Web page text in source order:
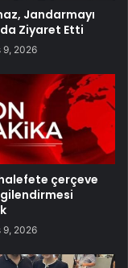
Jandarmayı
Ziyaret Etti
9, 2026
çerçeve
9, 2026